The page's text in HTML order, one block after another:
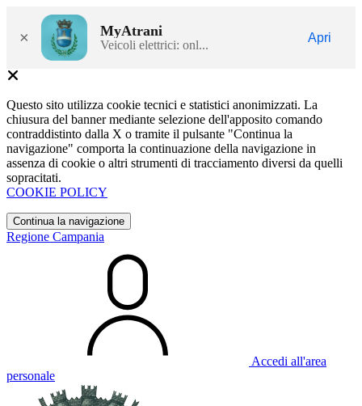
× MyAtrani
Veicoli elettrici: onl...
Apri
Questo sito utilizza cookie tecnici e statistici anonimizzati. La
chiusura del banner mediante selezione dell'apposito comando
contraddistinto dalla X o tramite il pulsante "Continua la
navigazione" comporta la continuazione della navigazione in
assenza di cookie o altri strumenti di tracciamento diversi da quelli
sopracitati.
COOKIE POLICY
Continua la navigazione
Regione Campania
Accedi all'area
personale